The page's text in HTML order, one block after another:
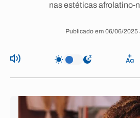
nas estéticas afrolatino-
Publicado em 06/06/2025